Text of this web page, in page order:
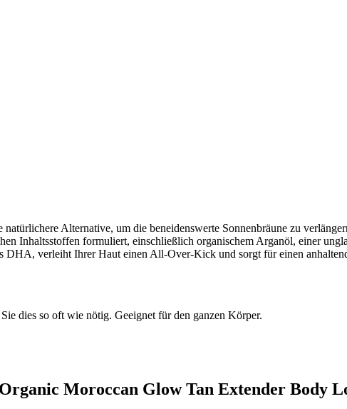
Alternative, um die beneidenswerte Sonnenbräune zu
Inhaltsstoffen formuliert, einschließlich organischem Arganöl, einer
DHA, verleiht Ihrer Haut einen All-Over-Kick und sorgt für einen
dies so oft wie nötig. Geeignet für den ganzen Körper.
Moroccan Glow Tan Extender Body